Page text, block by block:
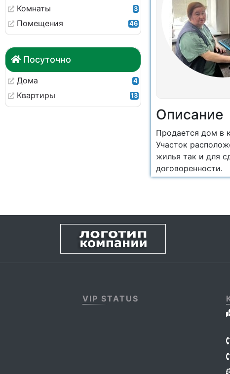
Комнаты 3
Помещения 46
Посуточно
Дома 4
Квартиры 13
Описание
Продается дом в
Участок
жилья так и для
договоренности.
VIP STATUS